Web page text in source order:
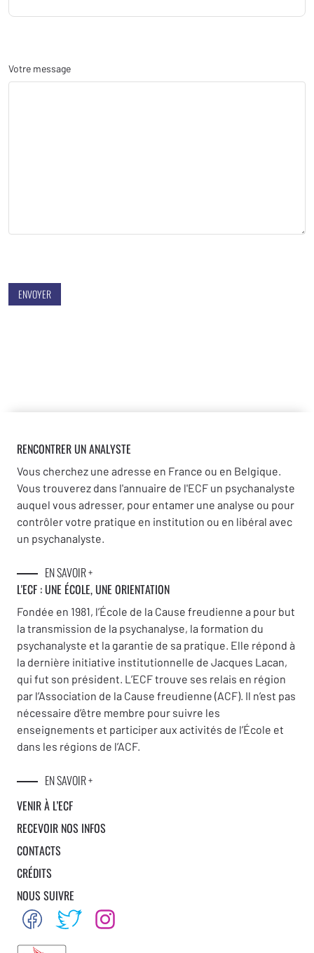
Votre message
ENVOYER
RENCONTRER UN ANALYSTE
Vous cherchez une adresse en France ou en Belgique.
Vous trouverez dans l'annuaire de l'ECF un psychanalyste
auquel vous adresser, pour entamer une analyse ou pour
contrôler votre pratique en institution ou en libéral avec
un psychanalyste.
EN SAVOIR +
L'ECF : UNE ÉCOLE, UNE ORIENTATION
Fondée en 1981, l’École de la Cause freudienne a pour but
la transmission de la psychanalyse, la formation du
psychanalyste et la garantie de sa pratique. Elle répond à
la dernière initiative institutionnelle de Jacques Lacan,
qui fut son président. L’ECF trouve ses relais en région
par l’Association de la Cause freudienne (ACF). Il n’est pas
nécessaire d’être membre pour suivre les
enseignements et participer aux activités de l’École et
dans les régions de l’ACF.
EN SAVOIR +
VENIR À L’ECF
RECEVOIR NOS INFOS
CONTACTS
CRÉDITS
NOUS SUIVRE